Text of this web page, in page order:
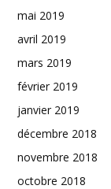
mai 2019
avril 2019
mars 2019
février 2019
janvier 2019
décembre 2018
novembre 2018
octobre 2018